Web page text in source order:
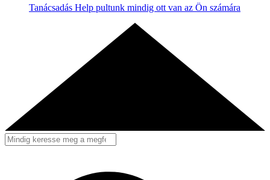
Tanácsadás Help pultunk mindig ott van az Ön számára